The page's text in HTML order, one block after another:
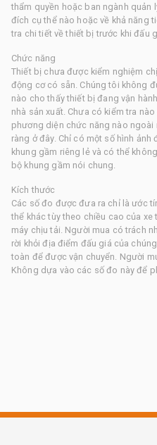
thẩm quyền hoặc ban ngành quản
đích cụ thể nào hoặc về khả năng
tra chi tiết về thiết bị trước khi đấu
Chức năng
Thiết bị chưa được kiểm nghiệm
động cơ có sẵn. Chúng tôi không
nào cho thấy thiết bị đang vận
nhà sản xuất. Chưa có kiểm tra
phương diện chức năng nào
ràng ở đây. Chỉ có một số hình
khung gầm riêng lẻ và có thể
bộ khung gầm nói chung.
Kích thước
Các số đo được đưa ra chỉ là ước
thể khác tùy theo chiều cao của
máy chịu tải. Người mua có trách
rời khỏi địa điểm đấu giá của
toàn để được vận chuyển. Người
Không dựa vào các số đo này để